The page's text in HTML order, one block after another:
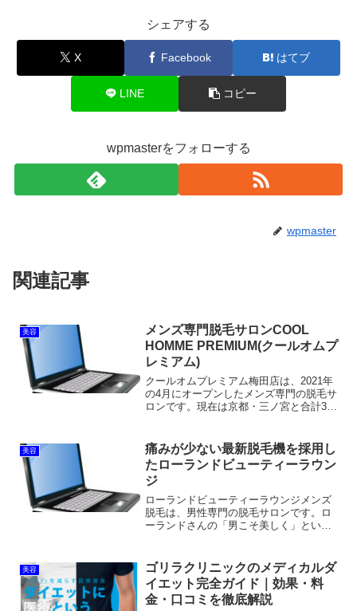
シェアする
X Facebook はてブ
LINE コピー
wpmasterをフォローする
wpmaster
関連記事
美容
メンズ専門脱毛サロンCOOL
HOMME PREMIUM(クールオムプ
レミアム)
クールオムプレミアム梅田店は、2021年
の4月にオープンしたメンズ専門の脱毛サ
ロンです。現在は京都・三ノ宮と合計3店
あります。痛みの少ない最先端の光脱毛
器を採用1回の...
美容
痛みが少ない最新脱毛機を採用し
たローランドビューティーラウン
ジ
ローランドビューティーラウンジメンズ
脱毛は、男性専門の脱毛サロンです。ロ
ーランドさんの「男こそ美しく」といっ
ローランドビューティーラウンジ
（ROLAND Beauty ...
美容
ゴリラクリニックのメディカルダ
イエット完全ガイド｜効果・料
金・口コミを徹底解説